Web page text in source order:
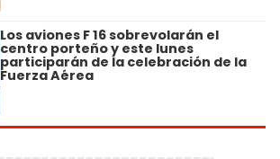
Los aviones F 16 sobrevolarán el
centro porteño y este lunes
participarán de la celebración de la
Fuerza Aérea